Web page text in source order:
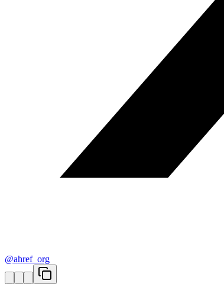
@ahref_org